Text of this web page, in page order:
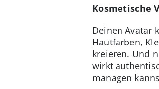
Kosmetische
Deinen Avatar
Hautfarben,
kreieren. Und
wirkt
managen